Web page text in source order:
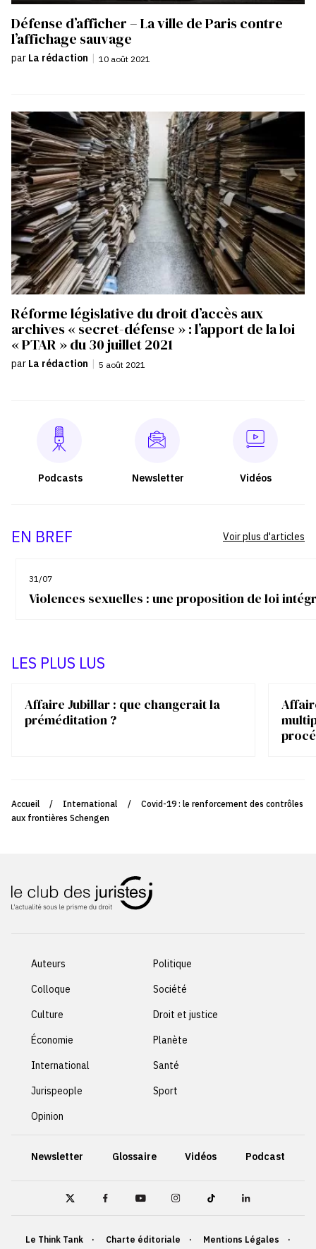
Défense d’afficher – La ville de Paris contre
l’affichage sauvage
par La rédaction | 10 août 2021
Réforme législative du droit d’accès aux
archives « secret-défense » : l’apport de la loi
« PTAR » du 30 juillet 2021
par La rédaction 5 août 2021
Podcasts Newsletter Vidéos
EN BREF
31/07
Violences sexuelles : une proposition de loi
Voir plus d'articles
LES PLUS LUS
Affaire Jubillar : que changerait la
préméditation ?
Accueil / International /
Covid-19 : le renforcement des contrôles
aux frontières Schengen
Auteurs
Colloque
Culture
Économie
International
Jurispeople
Opinion
Politique
Société
Droit et justice
Planète
Santé
Sport
Newsletter Glossaire Vidéos Podcast
Le Think Tank Charte éditoriale Mentions Légales